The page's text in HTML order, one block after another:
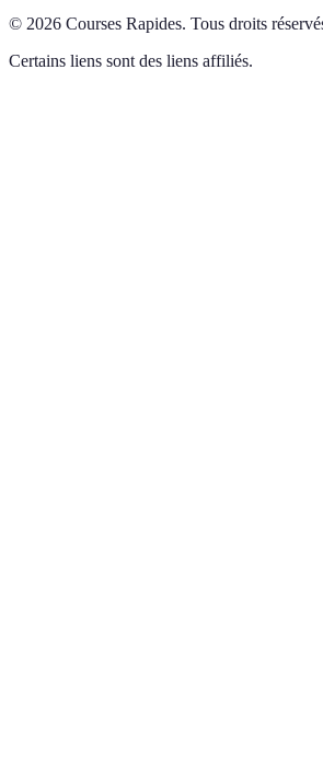
© 2026 Courses Rapides. Tous droits
Certains liens sont des liens affiliés.